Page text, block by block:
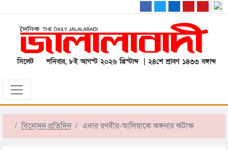
সিলেট শনিবার, ৮ই আগস্ট ২০২৬ খ্রিস্টাব্দ | ২৪শে শ্রাবণ ১৪৩৩ বঙ্গাব্দ
বিনোদন প্রতিদিন এবার রণবীর-আলিয়াকে কঙ্গনার কটাক্ষ